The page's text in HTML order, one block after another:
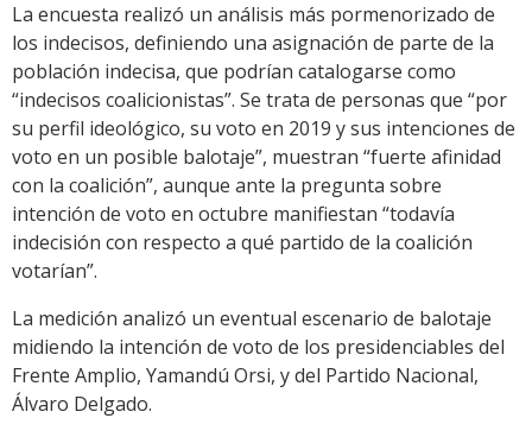
La encuesta realizó un análisis más pormenorizado de
los indecisos, definiendo una asignación de parte de la
población indecisa, que podrían catalogarse como
“indecisos coalicionistas”. Se trata de personas que “por
su perfil ideológico, su voto en 2019 y sus intenciones de
voto en un posible balotaje”, muestran “fuerte afinidad
con la coalición”, aunque ante la pregunta sobre
intención de voto en octubre manifiestan “todavía
indecisión con respecto a qué partido de la coalición
votarían”.
La medición analizó un eventual escenario de balotaje
midiendo la intención de voto de los presidenciables del
Frente Amplio, Yamandú Orsi, y del Partido Nacional,
Álvaro Delgado.